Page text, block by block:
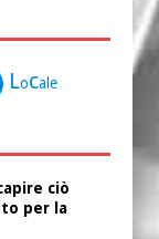
Locale
ciò
per la